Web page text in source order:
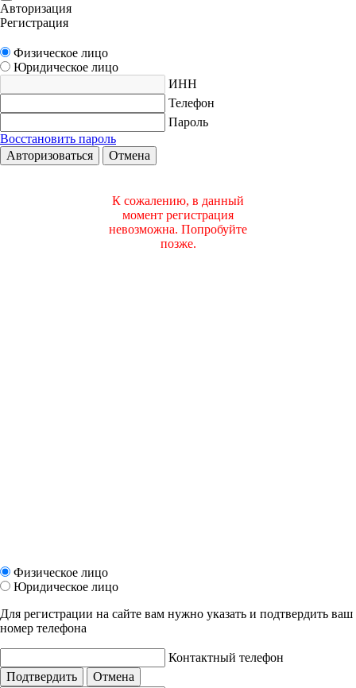
Авторизация
Регистрация
Физическое лицо
Юридическое лицо
ИНН
Телефон
Пароль
Восстановить пароль
Авторизоваться
Отмена
К сожалению, в данный
момент регистрация
невозможна. Попробуйте
позже.
Физическое лицо
Юридическое лицо
Для регистрации на сайте вам нужно указать и подтвердить ваш
номер телефона
Контактный телефон
Подтвердить
Отмена